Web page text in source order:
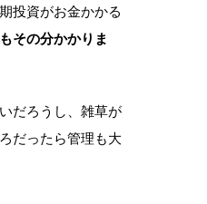
投資がお金かかる
その分かかりま
だろうし、雑草が
だったら管理も大